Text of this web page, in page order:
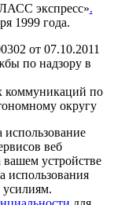
экспресс».
1999 года.
от 07.10.2011
по надзору в
коммуникаций по
округу
веб
устройстве
использования